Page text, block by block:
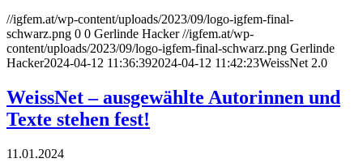
//igfem.at/wp-content/uploads/2023/09/logo-igfem-final-
schwarz.png 0 0 Gerlinde Hacker //igfem.at/wp-
content/uploads/2023/09/logo-igfem-final-schwarz.png Gerlinde
Hacker2024-04-12 11:36:392024-04-12 11:42:23WeissNet 2.0
WeissNet – ausgewählte Autorinnen und
Texte stehen fest!
11.01.2024